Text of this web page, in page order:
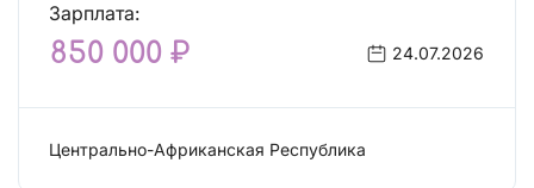
Зарплата:
850 000 ₽ 24.07.2026
Центрально-Африканская Республика